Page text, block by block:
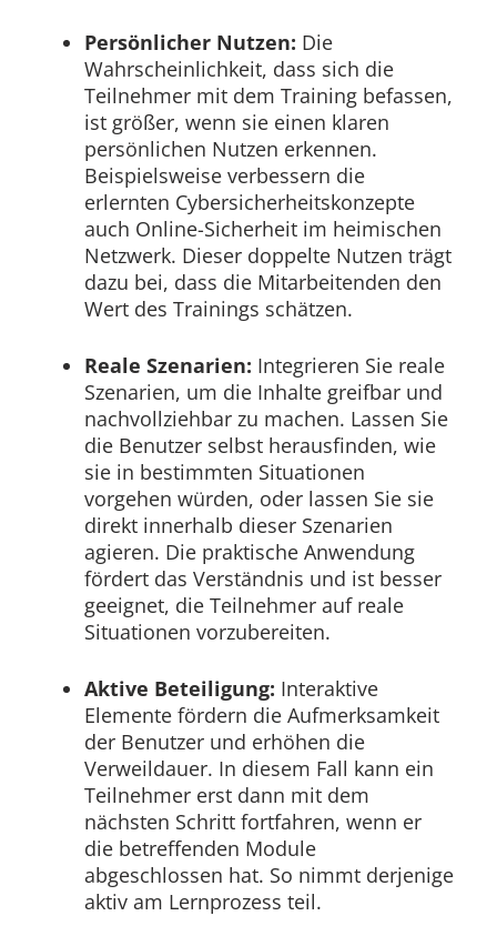
Persönlicher Nutzen: Die
Wahrscheinlichkeit, dass sich die
Teilnehmer mit dem Training befassen,
ist größer, wenn sie einen klaren
persönlichen Nutzen erkennen.
Beispielsweise verbessern die
erlernten Cybersicherheitskonzepte
auch Online-Sicherheit im heimischen
Netzwerk. Dieser doppelte Nutzen trägt
dazu bei, dass die Mitarbeitenden den
Wert des Trainings schätzen.
Reale Szenarien: Integrieren Sie reale
Szenarien, um die Inhalte greifbar und
nachvollziehbar zu machen. Lassen Sie
die Benutzer selbst herausfinden, wie
sie in bestimmten Situationen
vorgehen würden, oder lassen Sie sie
direkt innerhalb dieser Szenarien
agieren. Die praktische Anwendung
fördert das Verständnis und ist besser
geeignet, die Teilnehmer auf reale
Situationen vorzubereiten.
Aktive Beteiligung: Interaktive
Elemente fördern die Aufmerksamkeit
der Benutzer und erhöhen die
Verweildauer. In diesem Fall kann ein
Teilnehmer erst dann mit dem
nächsten Schritt fortfahren, wenn er
die betreffenden Module
abgeschlossen hat. So nimmt derjenige
aktiv am Lernprozess teil.